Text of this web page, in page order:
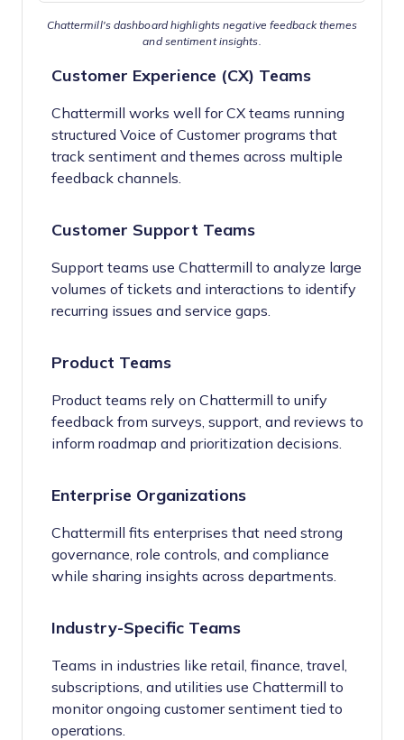
Chattermill's dashboard highlights negative feedback themes
and sentiment insights.
Customer Experience (CX) Teams
Chattermill works well for CX teams running
structured Voice of Customer programs that
track sentiment and themes across multiple
feedback channels.
Customer Support Teams
Support teams use Chattermill to analyze large
volumes of tickets and interactions to identify
recurring issues and service gaps.
Product Teams
Product teams rely on Chattermill to unify
feedback from surveys, support, and reviews to
inform roadmap and prioritization decisions.
Enterprise Organizations
Chattermill fits enterprises that need strong
governance, role controls, and compliance
while sharing insights across departments.
Industry-Specific Teams
Teams in industries like retail, finance, travel,
subscriptions, and utilities use Chattermill to
monitor ongoing customer sentiment tied to
operations.